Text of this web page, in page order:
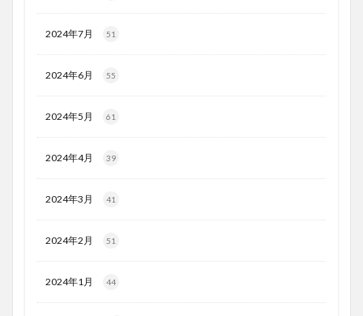
2024年7月 51
2024年6月 55
2024年5月 61
2024年4月 39
2024年3月 41
2024年2月 51
2024年1月 44